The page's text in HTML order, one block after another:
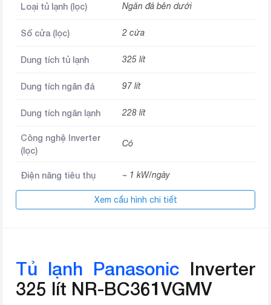
Loại tủ lạnh (lọc) Ngăn đá bên dưới
Số cửa (lọc) 2 cửa
Dung tích tủ lạnh 325 lít
Dung tích ngăn đá 97 lít
Dung tích ngăn lạnh 228 lít
Công nghệ Inverter
(lọc)
Có
Điện năng tiêu thụ ~ 1 kW/ngày
Công nghệ làm lạnh Làm lạnh vòng cung Panorama
Công nghệ bảo quản
thực phẩm
Ngăn cấp đông mềm Prime
FreshNgăn rau củ giữ ẩm đến
Xem cấu hình chi tiết
Tủ lạnh Panasonic Inverter
325 lít NR-BC361VGMV